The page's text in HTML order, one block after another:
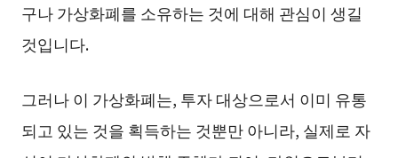
구나 가상화폐를 소유하는 것에 대해 관심이 생길
것입니다.
그러나 이 가상화폐는, 투자 대상으로서 이미 유통
되고 있는 것을 획득하는 것뿐만 아니라, 실제로 자